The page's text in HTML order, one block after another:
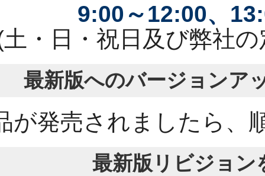
9:00～12:00、
・日・祝日及び弊社
最新版へのバージョンア
が発売されましたら、
最新版リビジョン